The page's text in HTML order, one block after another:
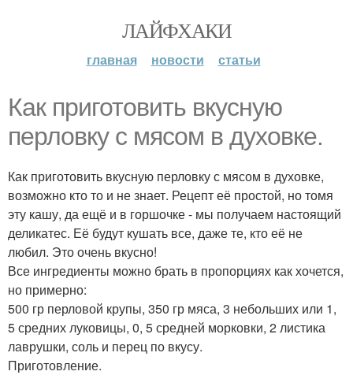
ЛАЙФХАКИ
главная новости статьи
Как приготовить вкусную
перловку с мясом в духовке.
Как приготовить вкусную перловку с мясом в духовке,
возможно кто то и не знает. Рецепт её простой, но томя
эту кашу, да ещё и в горшочке - мы получаем настоящий
деликатес. Её будут кушать все, даже те, кто её не
любил. Это очень вкусно!
Все ингредиенты можно брать в пропорциях как хочется,
но примерно:
500 гр перловой крупы, 350 гр мяса, 3 небольших или 1,
5 средних луковицы, 0, 5 средней морковки, 2 листика
лаврушки, соль и перец по вкусу.
Приготовление.